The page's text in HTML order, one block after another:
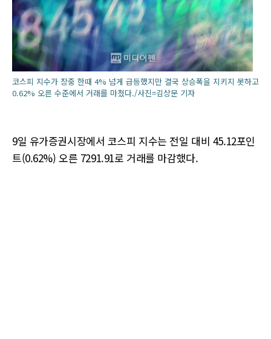
코스피 지수가 장중 한때 4% 넘게 급등했지만 결국 상승폭을 지키지 못하고
0.62% 오른 수준에서 거래를 마쳤다./사진=김상문 기자
9일 유가증권시장에서 코스피 지수는 전일 대비 45.12포인
트(0.62%) 오른 7291.91로 거래를 마감했다.